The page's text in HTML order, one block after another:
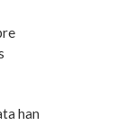
han